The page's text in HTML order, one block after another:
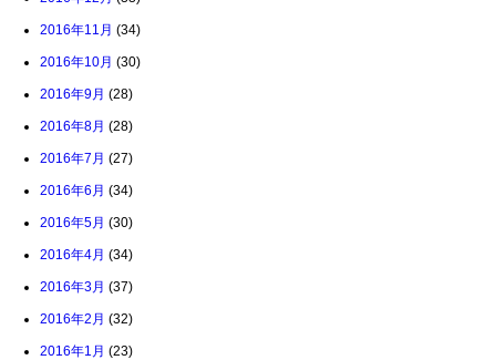
2016年11月 (34)
2016年10月 (30)
2016年9月 (28)
2016年8月 (28)
2016年7月 (27)
2016年6月 (34)
2016年5月 (30)
2016年4月 (34)
2016年3月 (37)
2016年2月 (32)
2016年1月 (23)